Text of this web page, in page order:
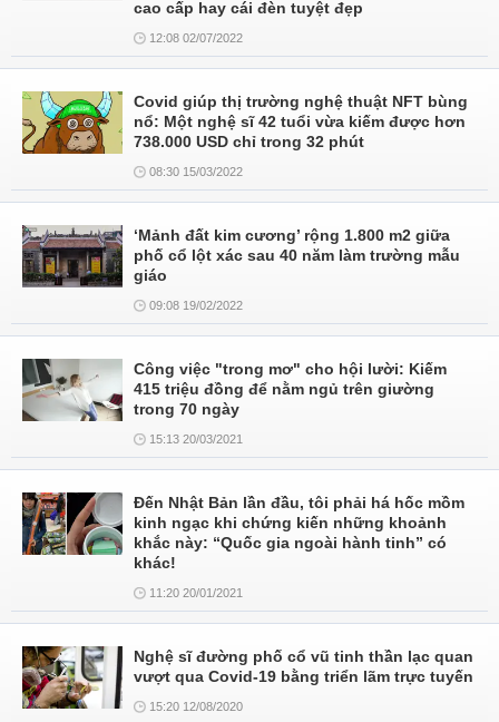
cao cấp hay cái đèn tuyệt đẹp
12:08 02/07/2022
Covid giúp thị trường nghệ thuật NFT bùng
nổ: Một nghệ sĩ 42 tuổi vừa kiếm được hơn
738.000 USD chỉ trong 32 phút
08:30 15/03/2022
‘Mảnh đất kim cương’ rộng 1.800 m2 giữa
phố cổ lột xác sau 40 năm làm trường mẫu
giáo
09:08 19/02/2022
Công việc "trong mơ" cho hội lười: Kiếm
415 triệu đồng để nằm ngủ trên giường
trong 70 ngày
15:13 20/03/2021
Đến Nhật Bản lần đầu, tôi phải há hốc mồm
kinh ngạc khi chứng kiến những khoảnh
khắc này: “Quốc gia ngoài hành tinh” có
khác!
11:20 20/01/2021
Nghệ sĩ đường phố cổ vũ tinh thần lạc quan
vượt qua Covid-19 bằng triển lãm trực tuyến
15:20 12/08/2020